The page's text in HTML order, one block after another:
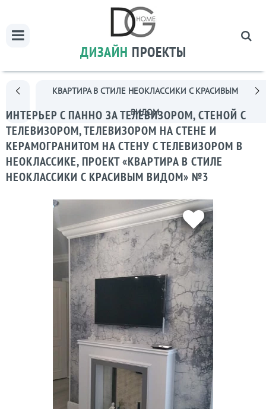
ДИЗАЙН ПРОЕКТЫ
КВАРТИРА В СТИЛЕ НЕОКЛАССИКИ С КРАСИВЫМ
ВИДОМ
ИНТЕРЬЕР С ПАННО ЗА ТЕЛЕВИЗОРОМ, СТЕНОЙ С
ТЕЛЕВИЗОРОМ, ТЕЛЕВИЗОРОМ НА СТЕНЕ И
КЕРАМОГРАНИТОМ НА СТЕНУ С ТЕЛЕВИЗОРОМ В
НЕОКЛАССИКЕ, ПРОЕКТ «КВАРТИРА В СТИЛЕ
НЕОКЛАССИКИ С КРАСИВЫМ ВИДОМ» №3